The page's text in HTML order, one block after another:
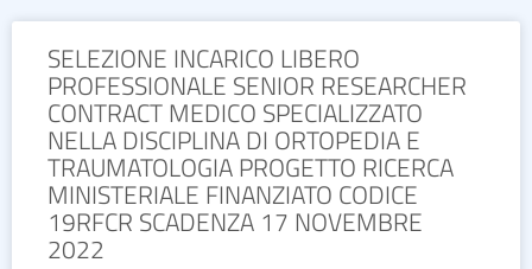
SELEZIONE INCARICO LIBERO
PROFESSIONALE SENIOR RESEARCHER
CONTRACT MEDICO SPECIALIZZATO
NELLA DISCIPLINA DI ORTOPEDIA E
TRAUMATOLOGIA PROGETTO RICERCA
MINISTERIALE FINANZIATO CODICE
19RFCR SCADENZA 17 NOVEMBRE
2022